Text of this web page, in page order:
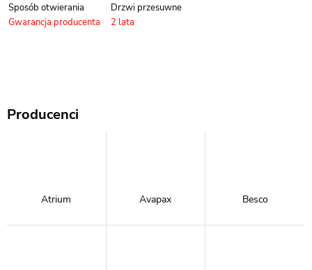
Sposób otwierania
Drzwi przesuwne
Gwarancja producenta
2 lata
Producenci
Atrium Avapax Besco